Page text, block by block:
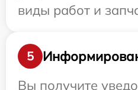
виды работ и
5
Вы получите